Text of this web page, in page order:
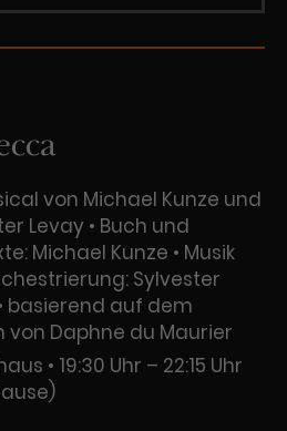
von Michael Kunze und
Levay • Buch und
Michael Kunze • Musik
Sylvester
basierend auf dem
von Daphne du Maurier
19:30 Uhr – 22:15 Uhr